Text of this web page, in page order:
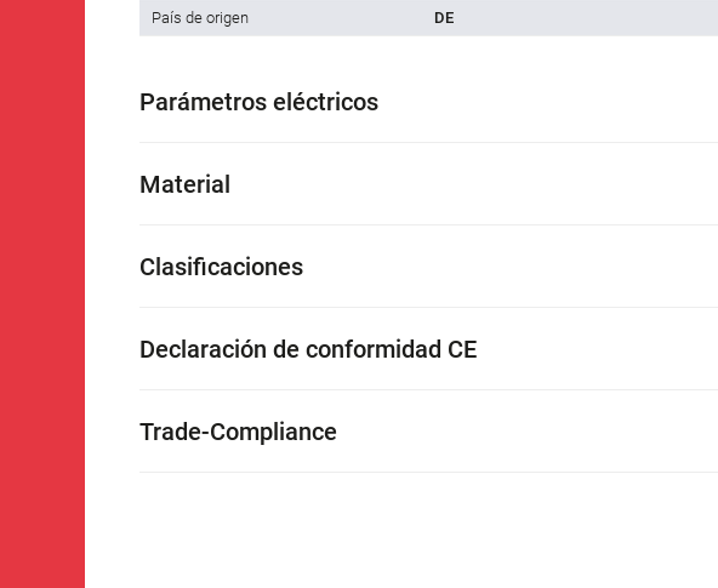
País de origen
DE
Parámetros eléctricos
Material
Clasificaciones
Declaración de conformidad CE
Trade-Compliance